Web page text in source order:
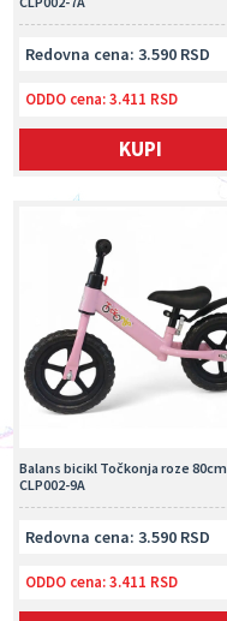
Redovna cena: 3.590 RSD
ODDO cena:3.411 RSD
KUPI
Balans bicikl Točkonja roze 80cm
CLP002-9A
Redovna cena: 3.590 RSD
ODDO cena:3.411 RSD